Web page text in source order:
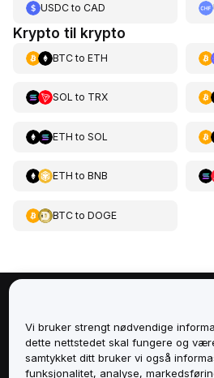
USDCto CAD
Krypto til krypto
BTCto ETH
SOL to TRX
ETH to SOL
ETH to BNB
BTCto DOGE
Tjenester
Vi bruker strengt nødvendige
dette nettstedet skal fungere og
samtykket ditt bruker vi også
funksjonalitet, analyse,